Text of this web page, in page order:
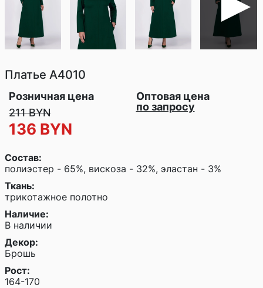
Платье A4010
Розничная цена
211 BYN
136 BYN
Оптовая цена
по запросу
Состав:
полиэстер - 65%, вискоза - 32%, эластан - 3%
Ткань:
трикотажное полотно
Наличие:
В наличии
Декор:
Брошь
Рост:
164-170